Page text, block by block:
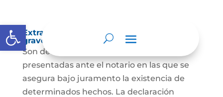
Abrir barra de herramientas
Extra-proceso o declaración bajo la
gravedad de juramento
Son declaraciones verbales o escritas
presentadas ante el notario en las que se
asegura bajo juramento la existencia de
determinados hechos. La declaración